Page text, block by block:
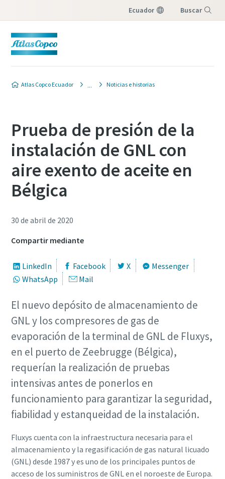
Ecuador Buscar
Atlas Copco Ecuador Noticias e historias
Prueba de presión de la
instalación de GNL con
aire exento de aceite en
Bélgica
30 de abril de 2020
Compartir mediante
LinkedIn Facebook X
Messenger
WhatsApp
Mail
El nuevo depósito de almacenamiento de
GNL y los compresores de gas de
evaporación de la terminal de GNL de Fluxys,
en el puerto de Zeebrugge (Bélgica),
requerían la realización de pruebas
intensivas antes de ponerlos en
funcionamiento para garantizar la seguridad,
fiabilidad y estanqueidad de la instalación.
Fluxys cuenta con la infraestructura necesaria para el
almacenamiento y la regasificación de gas natural licuado
(GNL) desde 1987 y es uno de los principales puntos de
acceso de los suministros de GNL en el noroeste de Europa.